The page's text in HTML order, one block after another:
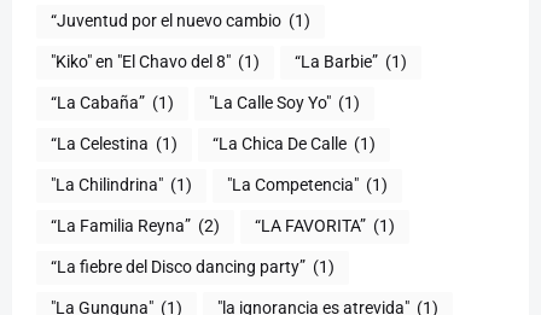
“Juventud por el nuevo cambio (1)
"Kiko" en "El Chavo del 8" (1) “La Barbie” (1)
“La Cabaña” (1) "La Calle Soy Yo" (1)
“La Celestina (1) “La Chica De Calle (1)
"La Chilindrina" (1) "La Competencia" (1)
“La Familia Reyna” (2) “LA FAVORITA” (1)
“La fiebre del Disco dancing party” (1)
(1) "la ignorancia es atrevida" (1)